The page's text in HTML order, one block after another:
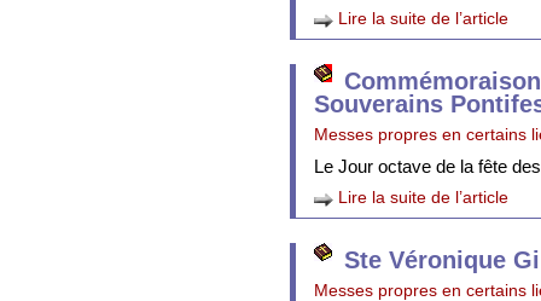
Lire la suite de l’article
Souverains
Messes propres en certains
Le Jour octave de la fête
Lire la suite de l’article
Ste Véronique
Messes propres en certains